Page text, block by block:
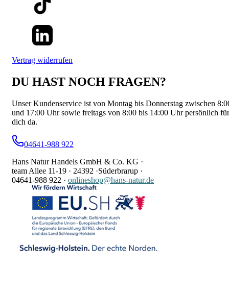
Vertrag widerrufen
DU HAST NOCH FRAGEN?
Unser Kundenservice ist von Montag bis Donnerstag zwischen
und 17:00 Uhr sowie freitags von 8:00 bis 14:00 Uhr persönlich für
dich da.
04641-988 922
Hans Natur Handels GmbH & Co. KG ·
team Allee 11-19 · 24392 ·Süderbrarup ·
04641-988 922 · onlineshop@hans-natur.de